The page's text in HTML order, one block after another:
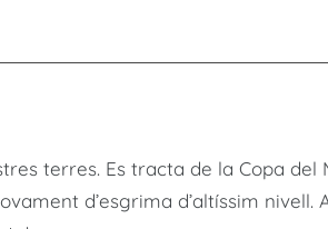
terres. Es tracta de la Copa del
d’esgrima d’altíssim nivell.